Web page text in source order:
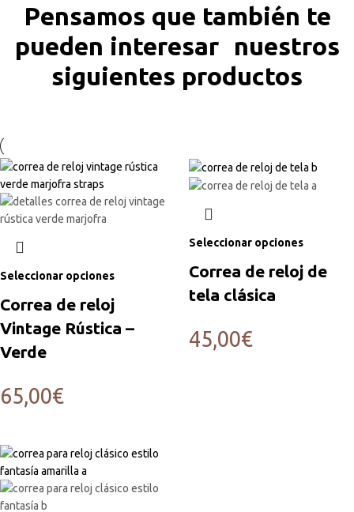
Pensamos que también te
pueden interesar nuestros
siguientes productos
Seleccionar opciones
Correa de reloj
Vintage Rústica –
Verde
65,00€
Seleccionar opciones
Correa de reloj de
tela clásica
45,00€